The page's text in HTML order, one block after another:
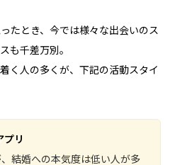
たとき、今では様々な出会いのス
も千差万別。
く人の多くが、下記の活動スタイ
プリ
結婚への本気度は低い人が多